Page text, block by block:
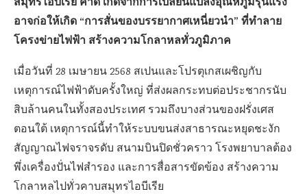
อาจก่อให้เกิด “การสั่นของบรรยากาศเหนี่ยวนำ” ที่ทำลาย
โครงข่ายไฟฟ้า สร้างความโกลาหลทั่วภูมิภาค
เมื่อวันที่ 28 เมษายน 2568 สเปนและโปรตุเกสเผชิญกับ
เหตุการณ์ไฟฟ้าดับครั้งใหญ่ ที่ส่งผลกระทบต่อประชากรนับ
สิบล้านคนในทั้งสองประเทศ รวมถึงบางส่วนของฝรั่งเศส
ตอนใต้ เหตุการณ์นี้ทำให้ระบบขนส่งสาธารณะหยุดชะงัก
สัญญาณไฟจราจรดับ สนามบินปิดชั่วคราว โรงพยาบาลต้อง
พึ่งเครื่องปั่นไฟสำรอง และการสื่อสารขัดข้อง สร้างความ
โกลาหลไปทั่วคาบสมุทรไอบีเรีย